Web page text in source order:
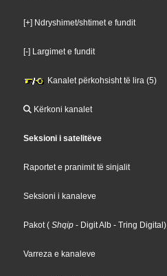
[+] Ndryshimet/shtimet e fundit
[-] Largimet e fundit
Kanalet përkohsisht të lira (5)
Kërkoni kanalet
Seksioni i satelitëve
Raportet e pranimit të sinjalit
Seksioni i kanaleve
Pakot ( Shqip - Digit Alb - Tring Digital)
Varreza e kanaleve